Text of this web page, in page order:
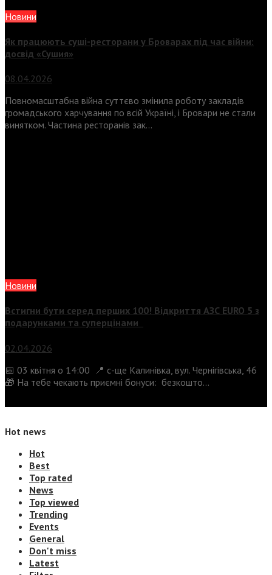
Новини
Як працюють суші-ресторани у Броварах під час війни:
досвід «Сушия»
08.04.2026
Повномасштабна війна суттєво змінила роботу закладів
громадського харчування по всій Україні, і Бровари не стали
винятком. Частина ресторанів зак...
Новини
Встигни бути серед перших 100! Відкриття АЗС EURO 5 з
подарунками та суперцінами
02.04.2026
📅 03 квітня о 14:00 📍 с-ще Калинівка, вул. Чернігівська, 46
🎁 На тебе чекають приємні бонуси: безкошто...
Hot news
Hot
Best
Top rated
News
Top viewed
Trending
Events
General
Don't miss
Latest